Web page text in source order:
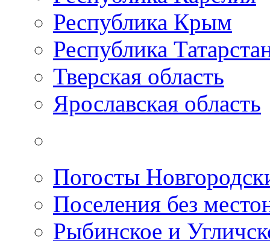
Республика Крым
Республика
Тверская область
Ярославская область
Погосты
Поселения без
Рыбинское и